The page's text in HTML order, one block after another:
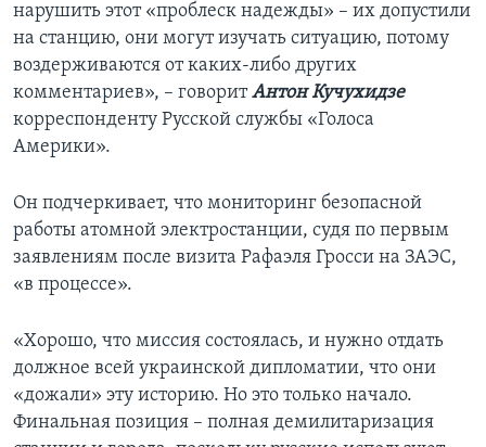
нарушить этот «проблеск надежды» – их допустили
на станцию, они могут изучать ситуацию, потому
воздерживаются от каких-либо других
комментариев», – говоритАнтон Кучухидзе
корреспонденту Русской службы «Голоса
Америки».
Он подчеркивает, что мониторинг безопасной
работы атомной электростанции, судя по первым
заявлениям после визита Рафаэля Гросси на ЗАЭС,
«в процессе».
«Хорошо, что миссия состоялась, и нужно отдать
должное всей украинской дипломатии, что они
«дожали» эту историю. Но это только начало.
Финальная позиция – полная демилитаризация